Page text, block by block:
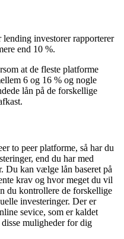
investorer rapporterer
end 10 %.
at de fleste platforme
6 og 16 % og nogle
lån på de forskellige
to peer platforme, så har du
end du har med
Du kan vælge lån baseret på
krav og hvor meget du vil
du kontrollere de forskellige
investeringer. Der er
sevice, som er kaldet
disse muligheder for dig